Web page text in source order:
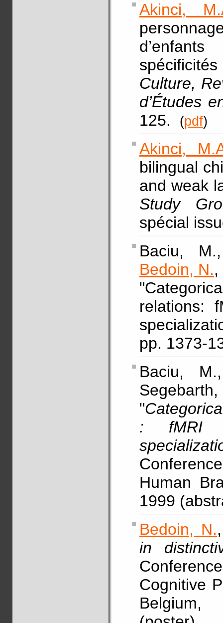
Akinci,
Culture,
d’Études
125.
(pdf)
Akinci,
bilingual
and weak
Study
spécial
Baciu,
Bedoin, N.
relations:
pp. 1373-
Baciu,
"
: fMRI
Human
1999
Bedoin, N.
in
Cognitive
Belgium,